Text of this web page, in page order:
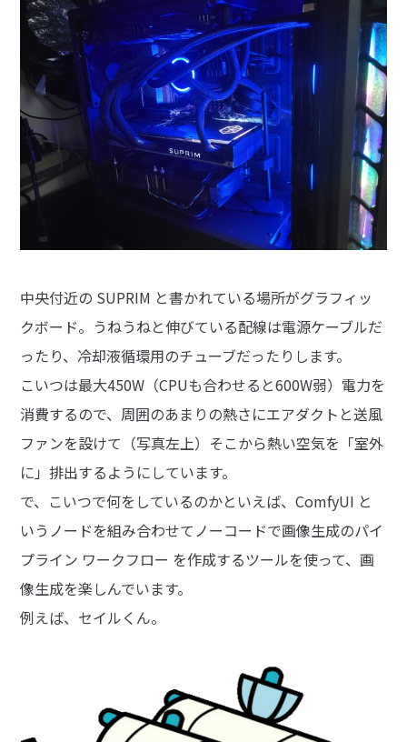
中央付近の SUPRIM と書かれている場所がグラフィッ
クボード。うねうねと伸びている配線は電源ケーブルだ
ったり、冷却液循環用のチューブだったりします。
こいつは最大450W（CPUも合わせると600W弱）電力を
消費するので、周囲のあまりの熱さにエアダクトと送風
ファンを設けて（写真左上）そこから熱い空気を「室外
に」排出するようにしています。
で、こいつで何をしているのかといえば、ComfyUI と
いうノードを組み合わせてノーコードで画像生成のパイ
プライン ワークフロー を作成するツールを使って、画
像生成を楽しんでいます。
例えば、セイルくん。